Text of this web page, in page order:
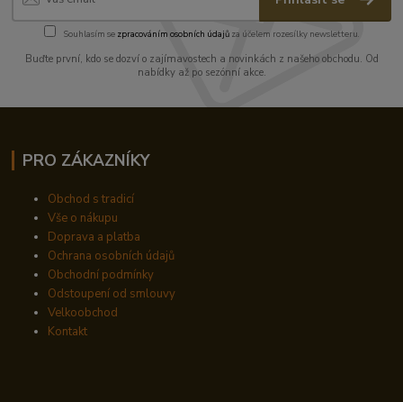
Souhlasím se zpracováním osobních údajůza účelem rozesílky newsletteru.
Buďte první, kdo se dozví o zajímavostech a novinkách z našeho obchodu. Od
nabídky až po sezónní akce.
PRO ZÁKAZNÍKY
Obchod s tradicí
Vše o nákupu
Doprava a platba
Ochrana osobních údajů
Obchodní podmínky
Odstoupení od smlouvy
Velkoobchod
Kontakt